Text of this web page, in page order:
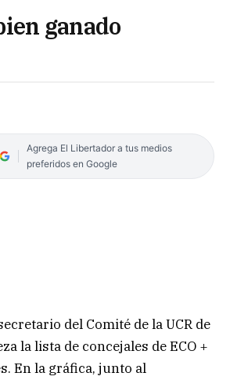
ganado
Agrega El Libertador a tus medios
preferidos en Google
del Comité de la UCR de
la lista de concejales de ECO +
En la gráfica, junto al